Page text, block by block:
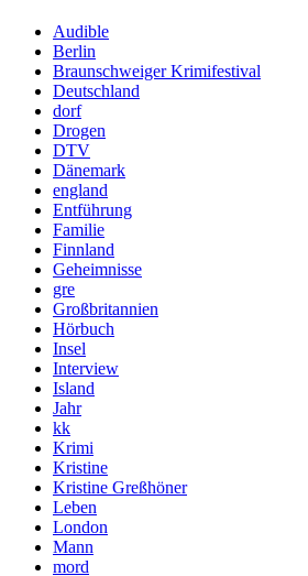
Audible
Berlin
Braunschweiger Krimifestival
Deutschland
dorf
Drogen
DTV
Dänemark
england
Entführung
Familie
Finnland
Geheimnisse
gre
Großbritannien
Hörbuch
Insel
Interview
Island
Jahr
kk
Krimi
Kristine
Kristine Greßhöner
Leben
London
Mann
mord